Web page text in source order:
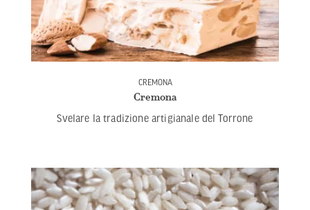
CREMONA
Cremona
Svelare la tradizione artigianale del Torrone